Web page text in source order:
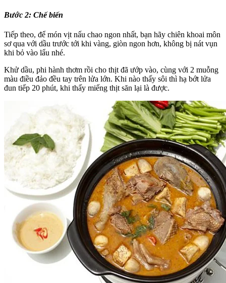
Bước 2: Chế biến
Tiếp theo, để món vịt nấu chao ngon nhất, bạn hãy chiên khoai môn
sơ qua với dầu trước tới khi vàng, giòn ngon hơn, không bị nát vụn
khi bỏ vào lẩu nhé.
Khử dầu, phi hành thơm rồi cho thịt đã ướp vào, cùng với 2 muỗng
màu điều đảo đều tay trên lửa lớn. Khi nào thấy sôi thì hạ bớt lửa
đun tiếp 20 phút, khi thấy miếng thịt săn lại là được.